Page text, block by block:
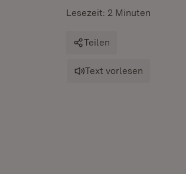
Lesezeit: 2 Minuten
Teilen
Text vorlesen